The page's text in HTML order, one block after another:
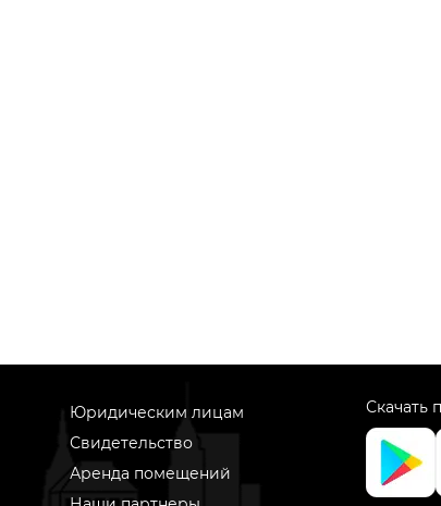
Юридическим лицам
Свидетельство
Аренда помещений
Скачать